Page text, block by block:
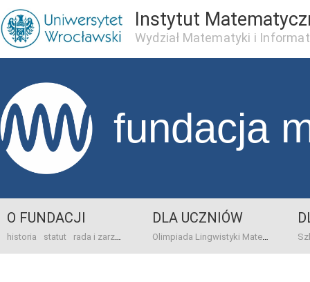
Instytut
Wydział Matematyki i
fundacja
O FUNDACJI
historia statut rada i zarząd dane bankowo-adresowe kontakt
DLA UCZNIÓW
Olimpiada Lingwistyki Matematycznej